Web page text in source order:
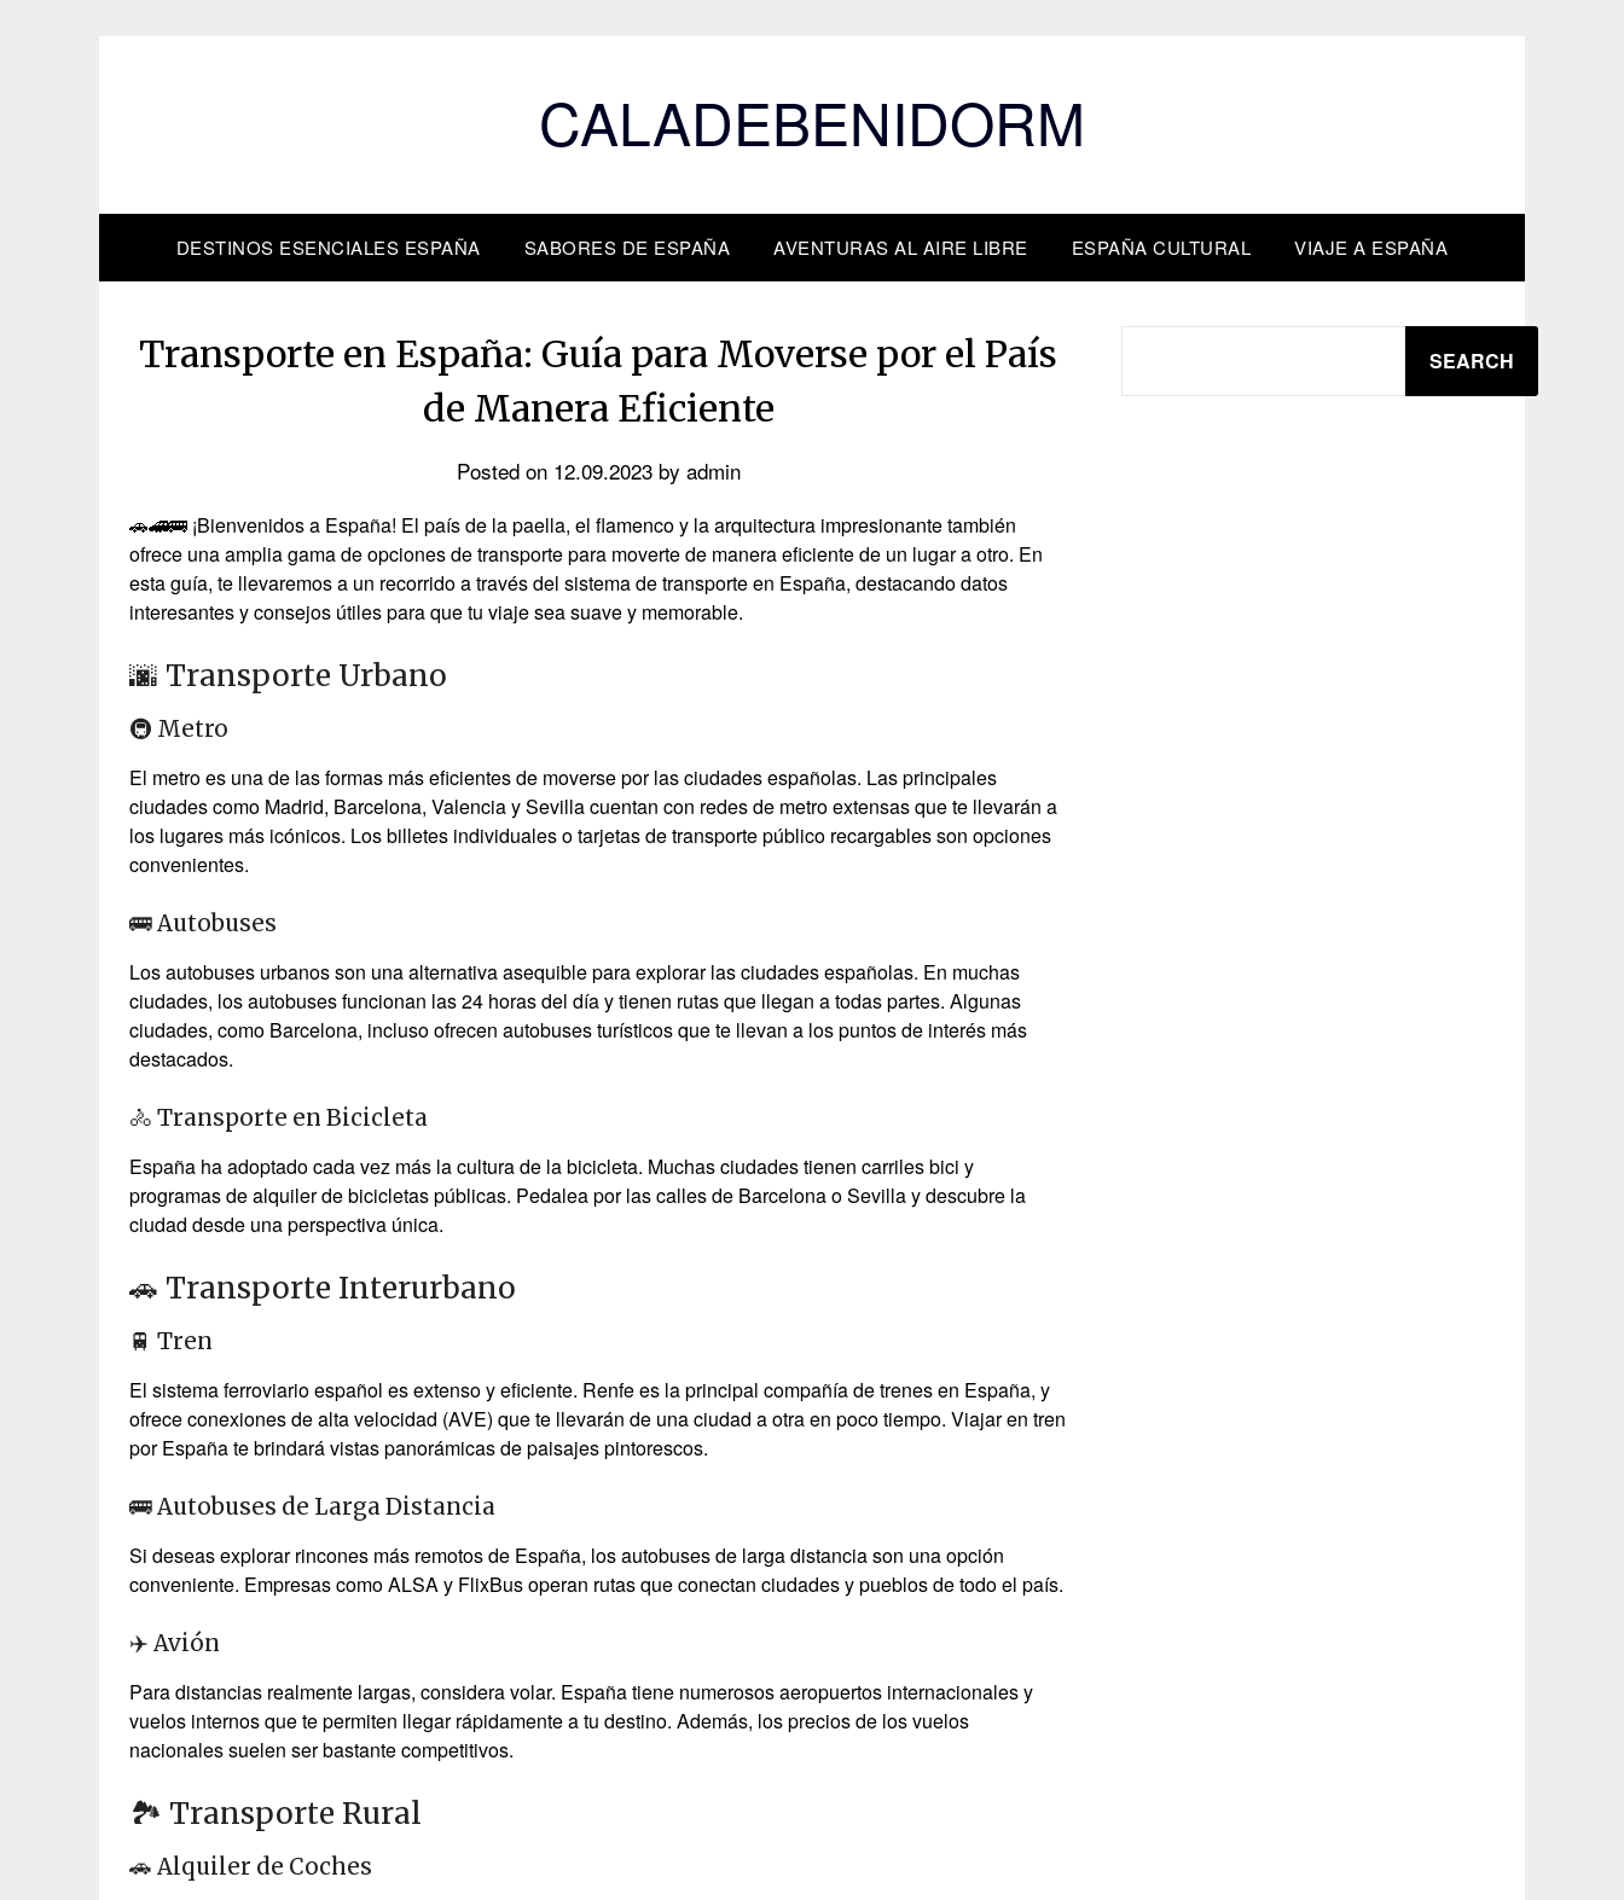
CALADEBENIDORM
DESTINOS ESENCIALES ESPAÑA SABORES DE ESPAÑA AVENTURAS AL AIRE LIBRE ESPAÑA CULTURAL VIAJE A ESPAÑA
Transporte en España: Guía para Moverse por el País
de Manera Eficiente
Posted on 12.09.2023by admin
🚗🚄🚌 ¡Bienvenidos a España! El país de la paella, el flamenco y la arquitectura impresionante también
ofrece una amplia gama de opciones de transporte para moverte de manera eficiente de un lugar a otro. En
esta guía, te llevaremos a un recorrido a través del sistema de transporte en España, destacando datos
interesantes y consejos útiles para que tu viaje sea suave y memorable.
🌆 Transporte Urbano
🚇 Metro
El metro es una de las formas más eficientes de moverse por las ciudades españolas. Las principales
ciudades como Madrid, Barcelona, Valencia y Sevilla cuentan con redes de metro extensas que te llevarán a
los lugares más icónicos. Los billetes individuales o tarjetas de transporte público recargables son opciones
convenientes.
🚌 Autobuses
Los autobuses urbanos son una alternativa asequible para explorar las ciudades españolas. En muchas
ciudades, los autobuses funcionan las 24 horas del día y tienen rutas que llegan a todas partes. Algunas
ciudades, como Barcelona, incluso ofrecen autobuses turísticos que te llevan a los puntos de interés más
destacados.
🚴 Transporte en Bicicleta
España ha adoptado cada vez más la cultura de la bicicleta. Muchas ciudades tienen carriles bici y
programas de alquiler de bicicletas públicas. Pedalea por las calles de Barcelona o Sevilla y descubre la
ciudad desde una perspectiva única.
🚗 Transporte Interurbano
🚆 Tren
El sistema ferroviario español es extenso y eficiente. Renfe es la principal compañía de trenes en España, y
ofrece conexiones de alta velocidad (AVE) que te llevarán de una ciudad a otra en poco tiempo. Viajar en tren
por España te brindará vistas panorámicas de paisajes pintorescos.
🚌 Autobuses de Larga Distancia
Si deseas explorar rincones más remotos de España, los autobuses de larga distancia son una opción
conveniente. Empresas como ALSA y FlixBus operan rutas que conectan ciudades y pueblos de todo el país.
✈️ Avión
Para distancias realmente largas, considera volar. España tiene numerosos aeropuertos internacionales y
vuelos internos que te permiten llegar rápidamente a tu destino. Además, los precios de los vuelos
nacionales suelen ser bastante competitivos.
🏞️ Transporte Rural
🚗 Alquiler de Coches
SEARCH